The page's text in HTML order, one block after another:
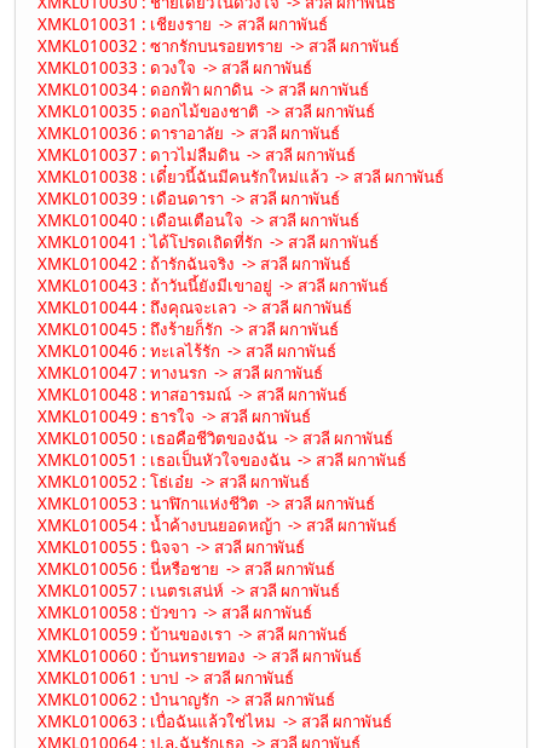
XMKL010031 : เชียงราย -> สวลี ผกาพันธ์
XMKL010032 : ซากรักบนรอยทราย -> สวลี ผกาพันธ์
XMKL010033 : ดวงใจ -> สวลี ผกาพันธ์
XMKL010034 : ดอกฟ้า ผกาดิน -> สวลี ผกาพันธ์
XMKL010035 : ดอกไม้ของชาติ -> สวลี ผกาพันธ์
XMKL010036 : ดาราอาลัย -> สวลี ผกาพันธ์
XMKL010037 : ดาวไม่ลืมดิน -> สวลี ผกาพันธ์
XMKL010038 : เดี๋ยวนี้ฉันมีคนรักใหม่แล้ว -> สวลี ผกาพันธ์
XMKL010039 : เดือนดารา -> สวลี ผกาพันธ์
XMKL010040 : เดือนเตือนใจ -> สวลี ผกาพันธ์
XMKL010041 : ได้โปรดเถิดที่รัก -> สวลี ผกาพันธ์
XMKL010042 : ถ้ารักฉันจริง -> สวลี ผกาพันธ์
XMKL010043 : ถ้าวันนี้ยังมีเขาอยู่ -> สวลี ผกาพันธ์
XMKL010044 : ถึงคุณจะเลว -> สวลี ผกาพันธ์
XMKL010045 : ถึงร้ายก็รัก -> สวลี ผกาพันธ์
XMKL010046 : ทะเลไร้รัก -> สวลี ผกาพันธ์
XMKL010047 : ทางนรก -> สวลี ผกาพันธ์
XMKL010048 : ทาสอารมณ์ -> สวลี ผกาพันธ์
XMKL010049 : ธารใจ -> สวลี ผกาพันธ์
XMKL010050 : เธอคือชีวิตของฉัน -> สวลี ผกาพันธ์
XMKL010051 : เธอเป็นหัวใจของฉัน -> สวลี ผกาพันธ์
XMKL010052 : โธ่เอ๋ย -> สวลี ผกาพันธ์
XMKL010053 : นาฬิกาแห่งชีวิต -> สวลี ผกาพันธ์
XMKL010054 : น้ำค้างบนยอดหญ้า -> สวลี ผกาพันธ์
XMKL010055 : นิจจา -> สวลี ผกาพันธ์
XMKL010056 : นี่หรือชาย -> สวลี ผกาพันธ์
XMKL010057 : เนตรเสน่ห์ -> สวลี ผกาพันธ์
XMKL010058 : บัวขาว -> สวลี ผกาพันธ์
XMKL010059 : บ้านของเรา -> สวลี ผกาพันธ์
XMKL010060 : บ้านทรายทอง -> สวลี ผกาพันธ์
XMKL010061 : บาป -> สวลี ผกาพันธ์
XMKL010062 : บำนาญรัก -> สวลี ผกาพันธ์
XMKL010063 : เบื่อฉันแล้วใช่ไหม -> สวลี ผกาพันธ์
XMKL010064 : ป.ล.ฉันรักเธอ -> สวลี ผกาพันธ์